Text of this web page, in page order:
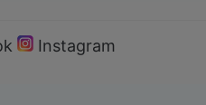
Instagram